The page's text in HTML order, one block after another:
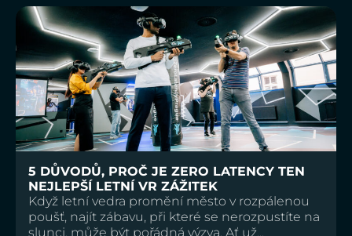
5 DŮVODŮ, PROČ JE ZERO LATENCY TEN
NEJLEPŠÍ LETNÍ VR ZÁŽITEK
Když letní vedra promění město v rozpálenou
poušť, najít zábavu, při které se nerozpustíte na
slunci, může být pořádná výzva. Ať už...